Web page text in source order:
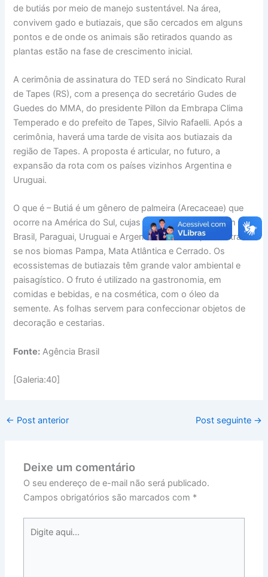
de butiás por meio de manejo sustentável. Na área,
convivem gado e butiazais, que são cercados em alguns
pontos e de onde os animais são retirados quando as
plantas estão na fase de crescimento inicial.
A cerimônia de assinatura do TED será no Sindicato Rural
de Tapes (RS), com a presença do secretário Gudes de
Guedes do MMA, do presidente Pillon da Embrapa Clima
Temperado e do prefeito de Tapes, Silvio Rafaelli. Após a
cerimônia, haverá uma tarde de visita aos butiazais da
região de Tapes. A proposta é articular, no futuro, a
expansão da rota com os países vizinhos Argentina e
Uruguai.
O que é – Butiá é um gênero de palmeira (Arecaceae) que
ocorre na América do Sul, cujas espécies se distribuem no
Brasil, Paraguai, Uruguai e Argentina. No Brasil, encontram-
se nos biomas Pampa, Mata Atlântica e Cerrado. Os
ecossistemas de butiazais têm grande valor ambiental e
paisagístico. O fruto é utilizado na gastronomia, em
comidas e bebidas, e na cosmética, com o óleo da
semente. As folhas servem para confeccionar objetos de
decoração e cestarias.
Fonte: Agência Brasil
[Galeria:40]
← Post anterior Post seguinte →
Deixe um comentário
O seu endereço de e-mail não será publicado.
Campos obrigatórios são marcados com *
aqui...